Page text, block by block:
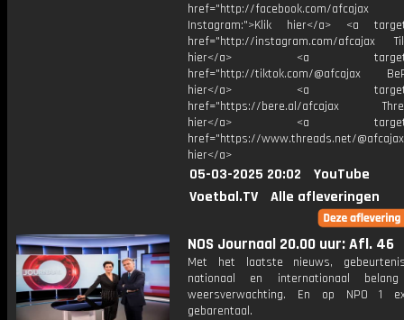
href="http://facebook.com/afcajax
Instagram:">Klik hier</a> <a
href="http://instagram.com/afcajax
hier</a> <a
href="http://tiktok.com/@afcajax
hier</a> <a
href="https://bere.al/afcajax
hier</a> <a
href="https://www.threads.net/
hier</a>
05-03-2025 20:02
YouTube
Voetbal.TV
Alle afleveringen
NOS Journaal 20.00 uur: Afl. 46
Met het laatste nieuws,
nationaal en internationaal
weersverwachting. En op NPO 1
gebarentaal.